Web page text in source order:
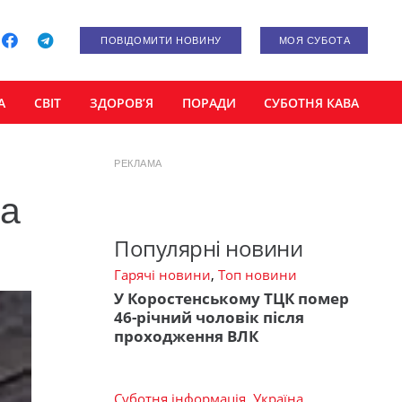
ПОВІДОМИТИ НОВИНУ МОЯ СУБОТА
СВІТ ЗДОРОВ’Я ПОРАДИ СУБОТНЯ КАВА
РЕКЛАМА
Популярні новини
Гарячі новини, Топ новини
У Коростенському ТЦК помер
46-річний чоловік після
проходження ВЛК
Суботня інформація Україна